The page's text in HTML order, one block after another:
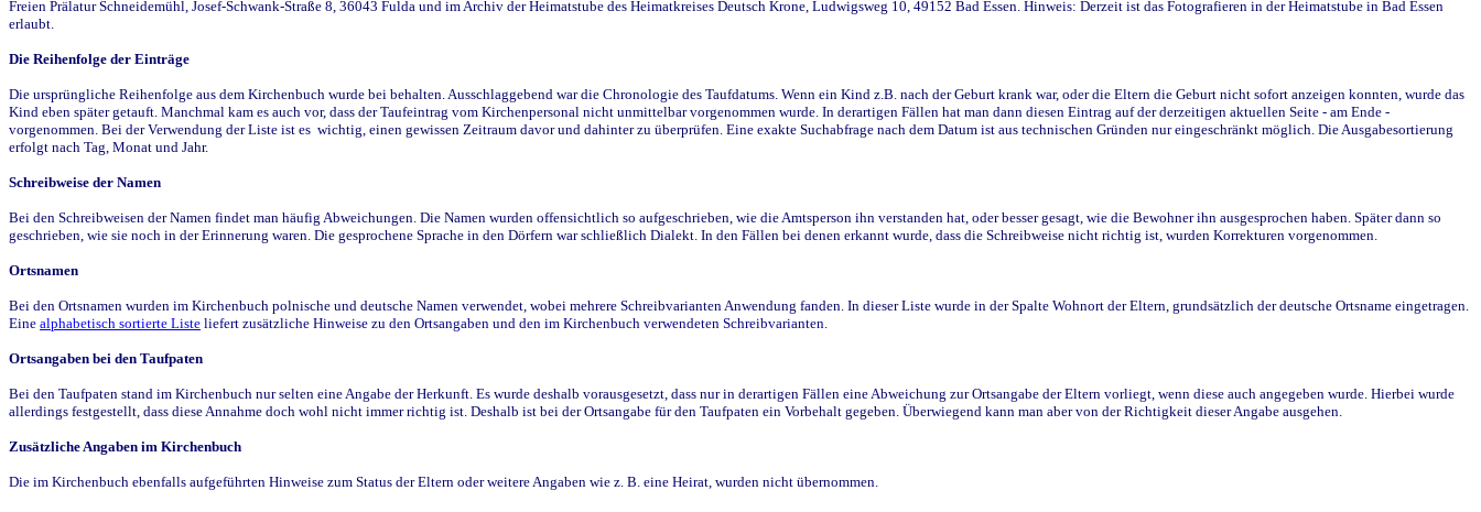
Freien Prälatur Schneidemühl, Josef-Schwank-Straße 8, 36043 Fulda und im Archiv der Heimatstube des Heimatkreises Deutsch Krone, Ludwigsweg 10, 49152 Bad Essen. Hinweis: Derzeit ist das Fotografieren in der Heimatstube in Bad Essen
erlaubt.
Die Reihenfolge der Einträge
Die ursprüngliche Reihenfolge aus dem Kirchenbuch wurde bei behalten. Ausschlaggebend war die Chronologie des Taufdatums. Wenn ein Kind z.B. nach der Geburt krank war, oder die Eltern die Geburt nicht sofort anzeigen konnten, wurde das
Kind eben später getauft. Manchmal kam es auch vor, dass der Taufeintrag vom Kirchenpersonal nicht unmittelbar vorgenommen wurde. In derartigen Fällen hat man dann diesen Eintrag auf der derzeitigen aktuellen Seite - am Ende -
vorgenommen. Bei der Verwendung der Liste ist es wichtig, einen gewissen Zeitraum davor und dahinter zu überprüfen. Eine exakte Suchabfrage nach dem Datum ist aus technischen Gründen nur eingeschränkt möglich. Die Ausgabesortierung
erfolgt nach Tag, Monat und Jahr.
Schreibweise der Namen
Bei den Schreibweisen der Namen findet man häufig Abweichungen. Die Namen wurden offensichtlich so aufgeschrieben, wie die Amtsperson ihn verstanden hat, oder besser gesagt, wie die Bewohner ihn ausgesprochen haben. Später dann so
geschrieben, wie sie noch in der Erinnerung waren. Die gesprochene Sprache in den Dörfern war schließlich Dialekt. In den Fällen bei denen erkannt wurde, dass die Schreibweise nicht richtig ist, wurden Korrekturen vorgenommen.
Ortsnamen
Bei den Ortsnamen wurden im Kirchenbuch polnische und deutsche Namen verwendet, wobei mehrere Schreibvarianten Anwendung fanden. In dieser Liste wurde in der Spalte Wohnort der Eltern, grundsätzlich der deutsche Ortsname eingetragen.
Eine alphabetisch sortierte Liste liefert zusätzliche Hinweise zu den Ortsangaben und den im Kirchenbuch verwendeten Schreibvarianten.
Ortsangaben bei den Taufpaten
Bei den Taufpaten stand im Kirchenbuch nur selten eine Angabe der Herkunft. Es wurde deshalb vorausgesetzt, dass nur in derartigen Fällen eine Abweichung zur Ortsangabe der Eltern vorliegt, wenn diese auch angegeben wurde. Hierbei wurde
allerdings festgestellt, dass diese Annahme doch wohl nicht immer richtig ist. Deshalb ist bei der Ortsangabe für den Taufpaten ein Vorbehalt gegeben. Überwiegend kann man aber von der Richtigkeit dieser Angabe ausgehen.
Zusätzliche Angaben im Kirchenbuch
Die im Kirchenbuch ebenfalls aufgeführten Hinweise zum Status der Eltern oder weitere Angaben wie z. B. eine Heirat, wurden nicht übernommen.